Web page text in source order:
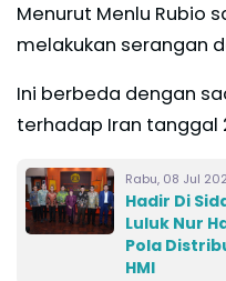
Menurut Menlu Rubio
melakukan serangan
Ini berbeda dengan
terhadap Iran tanggal
Rabu, 08 Jul
Hadir Di
Luluk Nur
Pola
HMI